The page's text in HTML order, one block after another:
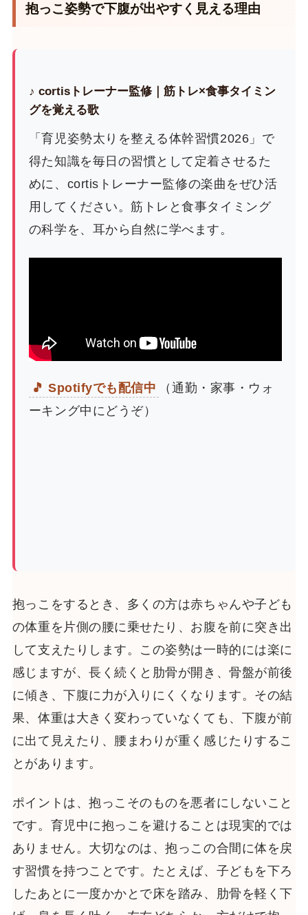
抱っこ姿勢で下腹が出やすく見える理由
♪ cortisトレーナー監修｜筋トレ×食事タイミン
グを覚える歌
「育児姿勢太りを整える体幹習慣2026」で
得た知識を毎日の習慣として定着させるた
めに、cortisトレーナー監修の楽曲をぜひ活
用してください。筋トレと食事タイミング
の科学を、耳から自然に学べます。
🎵 Spotifyでも配信中
（通勤・家事・ウォ
ーキング中にどうぞ）
抱っこをするとき、多くの方は赤ちゃんや子ども
の体重を片側の腰に乗せたり、お腹を前に突き出
して支えたりします。この姿勢は一時的には楽に
感じますが、長く続くと肋骨が開き、骨盤が前後
に傾き、下腹に力が入りにくくなります。その結
果、体重は大きく変わっていなくても、下腹が前
に出て見えたり、腰まわりが重く感じたりするこ
とがあります。
ポイントは、抱っこそのものを悪者にしないこと
です。育児中に抱っこを避けることは現実的では
ありません。大切なのは、抱っこの合間に体を戻
す習慣を持つことです。たとえば、子どもを下ろ
したあとに一度かかとで床を踏み、肋骨を軽く下